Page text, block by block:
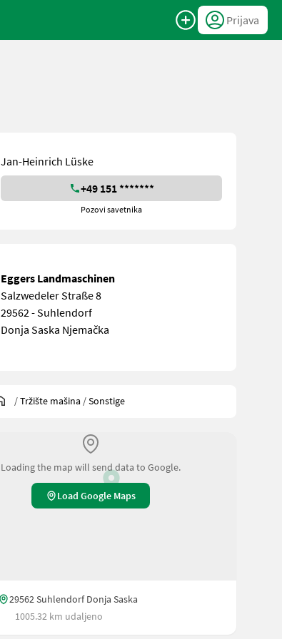
Prijava
Jan-Heinrich Lüske
+49 151 *******
Pozovi savetnika
Eggers Landmaschinen
Salzwedeler Straße 8
29562 - Suhlendorf
Donja Saska Njemačka
/Tržište mašina /Sonstige
Loading the map will send data to Google.
Load Google Maps
29562 Suhlendorf Donja Saska
1005.32 km udaljeno